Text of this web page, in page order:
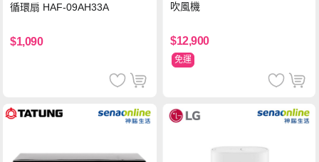
循環扇 HAF-09AH33A
$1,090
吹風機
$12,900
免運